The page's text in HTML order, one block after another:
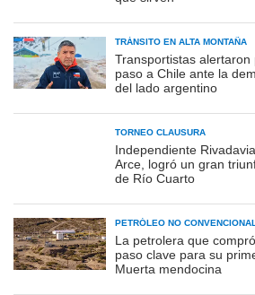
TRÁNSITO EN ALTA MONTAÑA
Transportistas
paso a Chile ante la
del lado argentino
TORNEO CLAUSURA
Independiente
Arce, logró un gran
de Río Cuarto
PETRÓLEO NO
La petrolera que
paso clave para su
Muerta mendocina